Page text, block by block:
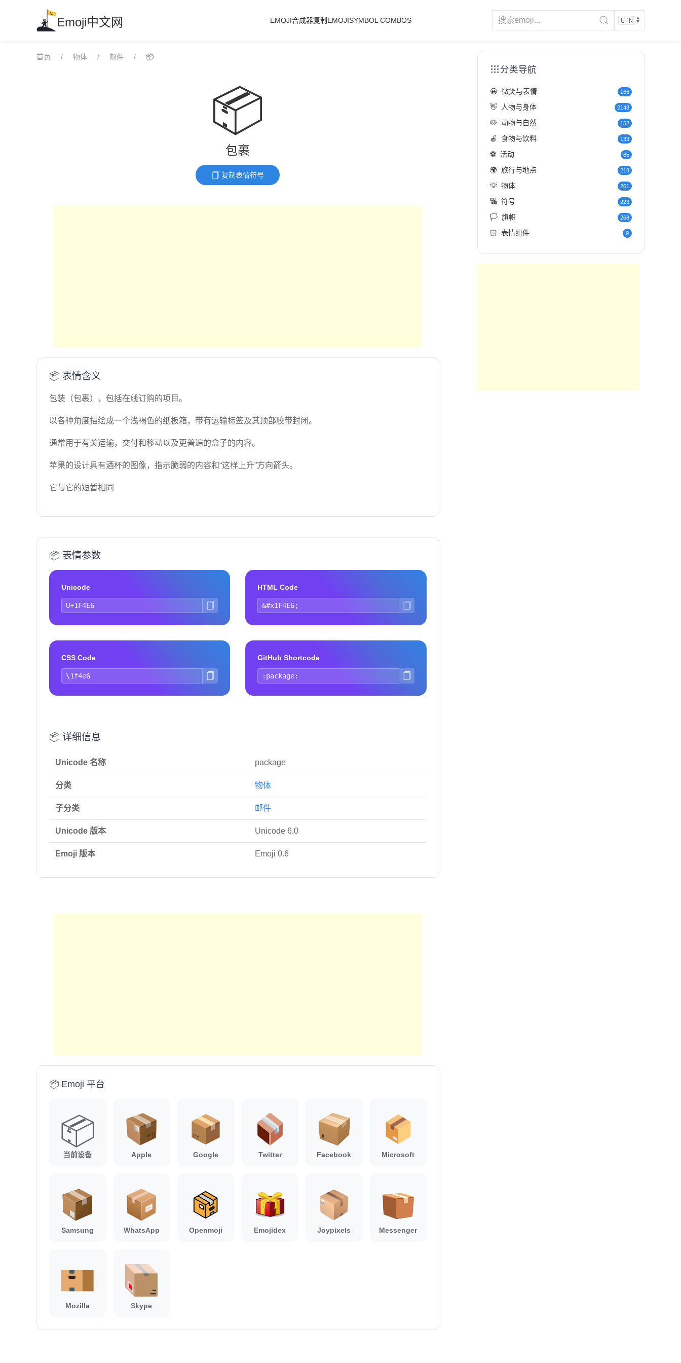
Emoji中文网 EMOJI合成器复制EMOJISYMBOL COMBOS
首页 物体 邮件 📦
📦
包裹
复制表情符号
📦 表情含义
包装（包裹），包括在线订购的项目。
以各种角度描绘成一个浅褐色的纸板箱，带有运输标签及其顶部胶带封闭。
通常用于有关运输，交付和移动以及更普遍的盒子的内容。
苹果的设计具有酒杯的图像，指示脆弱的内容和“这样上升”方向箭头。
它与它的短暂相同
📦 表情参数
Unicode HTML Code
CSS Code GitHub Shortcode
📦 详细信息
Unicode 名称 package
分类 物体
子分类 邮件
Unicode 版本 Unicode 6.0
Emoji 版本 Emoji 0.6
📦 Emoji 平台
📦
当前设备 Apple Google Twitter Facebook Microsoft
Samsung WhatsApp Openmoji Emojidex Joypixels Messenger
Mozilla Skype
分类导航
😀 微笑与表情 166
👋 人物与身体 2148
🐶 动物与自然 152
🍎 食物与饮料 133
⚽ 活动 85
🌍 旅行与地点 218
💡 物体 261
🔣 符号 223
🏳️ 旗帜 268
🏻 表情组件 9